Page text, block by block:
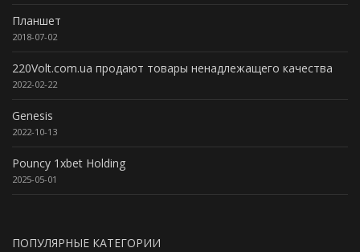
Планшет
2018-07-02
220Volt.com.ua продают товары ненадлежащего качества
2022-02-22
Genesis
2022-10-13
Pouncy 1xbet Holding
2025-05-01
ПОПУЛЯРНЫЕ КАТЕГОРИИ